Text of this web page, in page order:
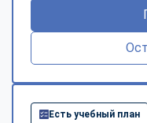
Есть учебный план